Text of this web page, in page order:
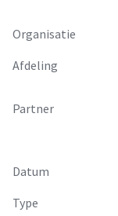
Organisatie
Afdeling
Partner
Datum
Type